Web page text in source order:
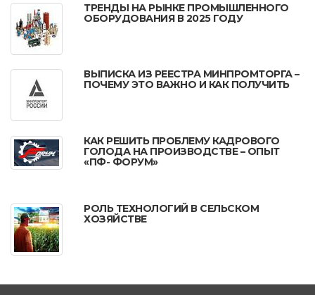
ТРЕНДЫ НА РЫНКЕ ПРОМЫШЛЕННОГО
ОБОРУДОВАНИЯ В 2025 ГОДУ
ВЫПИСКА ИЗ РЕЕСТРА МИНПРОМТОРГА –
ПОЧЕМУ ЭТО ВАЖНО И КАК ПОЛУЧИТЬ
КАК РЕШИТЬ ПРОБЛЕМУ КАДРОВОГО
ГОЛОДА НА ПРОИЗВОДСТВЕ – ОПЫТ
«ПФ- ФОРУМ»
РОЛЬ ТЕХНОЛОГИЙ В СЕЛЬСКОМ
ХОЗЯЙСТВЕ